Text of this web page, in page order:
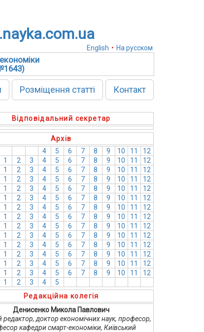
English • На русском
Розміщення статті Контакт
Відповідальний секретар
Архів
4 5 6 7 8 9 10 11
12
1 2 3 4 5 6 7 8 9 10 11
12
1 2 3 4 5 6 7 8 9 10 11
12
1 2 3 4 5 6 7 8 9 10 11
12
1 2 3 4 5 6 7 8 9 10 11
12
1 2 3 4 5 6 7 8 9 10 11
12
1 2 3 4 5 6 7 8 9 10 11
12
1 2 3 4 5 6 7 8 9 10 11
12
1 2 3 4 5 6 7 8 9 10 11
12
1 2 3 4 5 6 7 8 9 10 11
12
1 2 3 4 5 6 7 8 9 10 11
12
1 2 3 4 5 6 7 8 9 10 11
12
1 2 3 4 5 6 7 8 9 10 11
12
1 2 3 4 5 6 7 8 9 10 11
12
1 2 3 4 5
Редакційна колегія
Денисенко Микола Павлович
редактор, доктор економічних наук, професор,
кафедри смарт-економіки, Київський